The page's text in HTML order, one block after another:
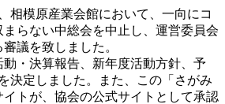
相模原産業会館において、一向にコ
まらない中総会を中止し、運営委員会
議を致しました。
・決算報告、新年度活動方針、予
決定しました。また、この「さがみ
トが、協会の公式サイトとして承認